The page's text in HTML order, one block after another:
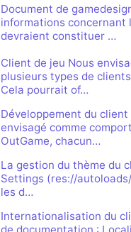
Document de
informations concernant
devraient constituer …
Client de jeu Nous
plusieurs types de
Cela pourrait of…
Développement du
envisagé comme
OutGame, chacun…
La gestion du thème du
Settings (res://
les d…
Internationalisation du